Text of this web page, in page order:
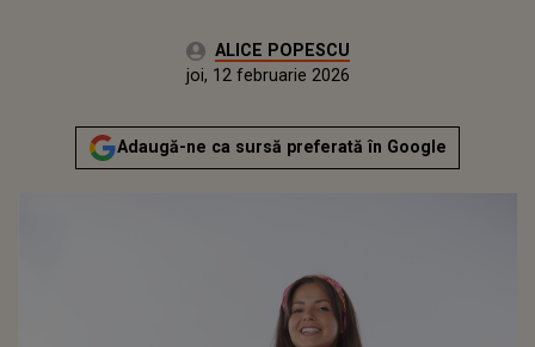
Autor:ALICE POPESCU
Actualizat:
joi, 12 februarie 2026
Adaugă-ne ca sursă preferată în Google